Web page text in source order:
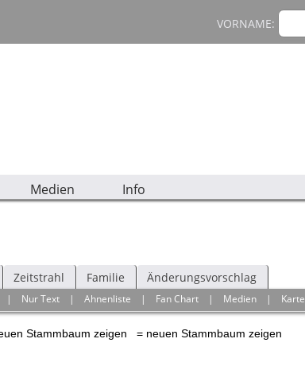
VORNAME:
Medien Info
Zeitstrahl Familie Änderungsvorschlag
| Nur Text |Ahnenliste | Fan Chart | Medien | Karte
= neuen Stammbaum zeigen